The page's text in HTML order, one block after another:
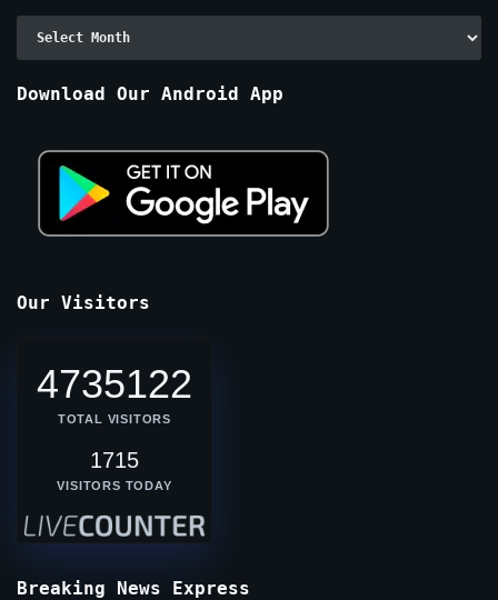
Download Our Android App
Our Visitors
4735122
TOTAL VISITORS
1715
VISITORS TODAY
Breaking News Express